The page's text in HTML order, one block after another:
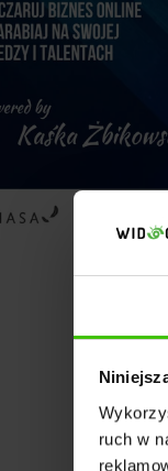
ruch w